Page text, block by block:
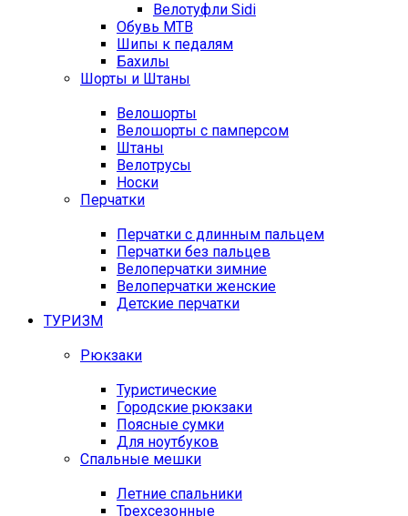
Велотуфли Sidi
Обувь MTB
Шипы к педалям
Бахилы
Шорты и Штаны
Велошорты
Велошорты с памперсом
Штаны
Велотрусы
Носки
Перчатки
Перчатки с длинным пальцем
Перчатки без пальцев
Велоперчатки зимние
Велоперчатки женские
Детские перчатки
ТУРИЗМ
Рюкзаки
Туристические
Городские рюкзаки
Поясные сумки
Для ноутбуков
Спальные мешки
Летние спальники
Трехсезонные